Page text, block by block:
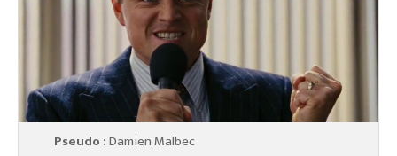
Pseudo :Damien Malbec